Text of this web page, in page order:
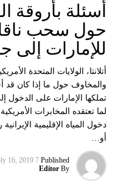
أسئلة بأروقة
حول سحب
للإمارات إلى
والمخاوف حول ما إذا كان قد
تملكها الإمارات على الدخول
لما تعتقده المخابرات
دخول المياه الإقليمية
أو…
Published
7 years ago
16, 2019
By
Editor